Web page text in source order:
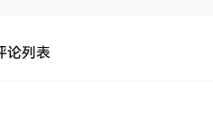
论列表